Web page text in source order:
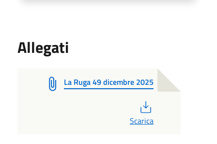
Allegati
La Ruga 49 dicembre 2025
Scarica